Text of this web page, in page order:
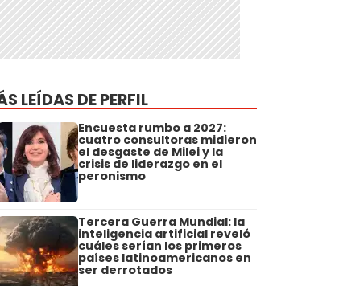
LEÍDAS DE PERFIL
Encuesta rumbo a 2027:
cuatro consultoras midieron
el desgaste de Milei y la
crisis de liderazgo en el
peronismo
Tercera Guerra Mundial: la
inteligencia artificial reveló
cuáles serían los primeros
países latinoamericanos en
ser derrotados